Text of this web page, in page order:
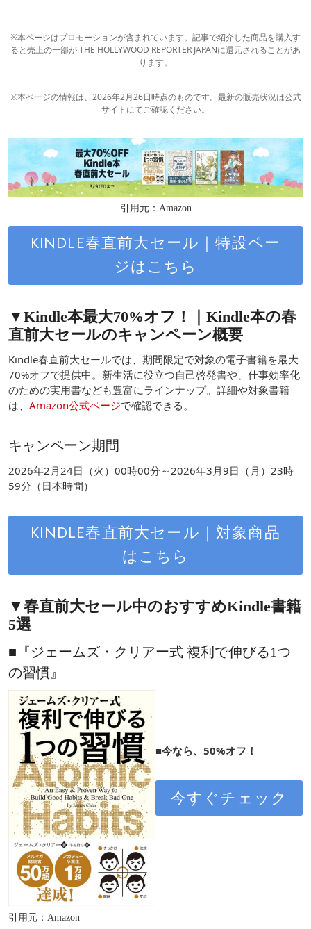
※本ページはプロモーションが含まれています。記事で紹介した商品を購入す
ると売上の一部が THE HOLLYWOOD REPORTER JAPANに還元されることがあ
ります。
※本ページの情報は、2026年2月26日時点のものです。最新の販売状況は公式
サイトにてご確認ください。
引用元：Amazon
KINDLE春直前大セール｜特設ペー
ジはこちら
▼Kindle本最大70%オフ！｜Kindle本の春
直前大セールのキャンペーン概要
Kindle春直前大セールでは、期間限定で対象の電子書籍を最大
70%オフで提供中。新生活に役立つ自己啓発書や、仕事効率化
のための実用書なども豊富にラインナップ。詳細や対象書籍
は、 Amazon公式ページで確認できる。
キャンペーン期間
2026年2月24日（火）00時00分～2026年3月9日（月）23時
59分（日本時間）
KINDLE春直前大セール｜対象商品
はこちら
▼春直前大セール中のおすすめKindle書籍
5選
■『ジェームズ・クリアー式 複利で伸びる1つ
の習慣』
引用元：Amazon
■今なら、50%オフ！
今すぐチェック